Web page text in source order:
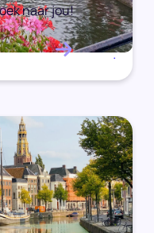
naar jou!
.